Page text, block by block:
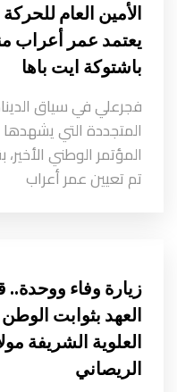
الأمين العام
يعتمد عمر أعراب
باشتوكة ايت باها
فجرعلي في سياق
المتجددة التي
المؤتمر الوطني
تم تعيين عمر أعراب
زيارة وفاء ووحدة..
العهد بثوابت
العلوية الشريفة
الريصاني